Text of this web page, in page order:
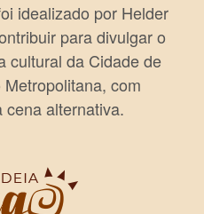
idealizado por Helder
para divulgar o
cultural da Cidade de
com
cena alternativa.